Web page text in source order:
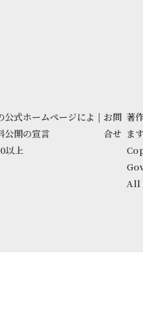
公式ホームページによ
公開の宣言
| お問
合せ
以上
著
ます
All